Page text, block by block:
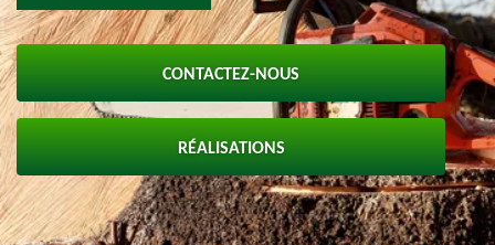
CONTACTEZ-NOUS
RÉALISATIONS